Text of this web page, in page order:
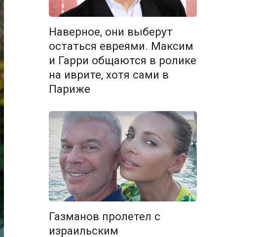
Наверное, они выберут
остаться евреями. Максим
и Гарри общаются в ролике
на иврите, хотя сами в
Париже
Газманов пролетел с
израильским